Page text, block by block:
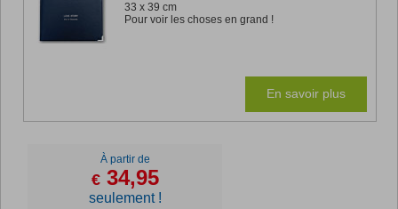
33 x 39 cm
Pour voir les choses en grand !
En savoir plus
À partir de
€34,95
seulement !